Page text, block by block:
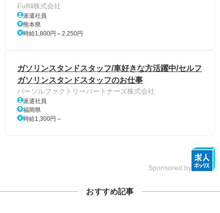
Fulfill株式会社
派遣社員
熊本県
時給1,800円～2,250円
ガソリンスタンドスタッフ/車好きな方活躍中/セルフ
ガソリンスタンドスタッフのお仕事
パーソルファクトリーパートナーズ株式会社
派遣社員
福岡県
時給1,300円～
Sponsored by
おすすめ記事